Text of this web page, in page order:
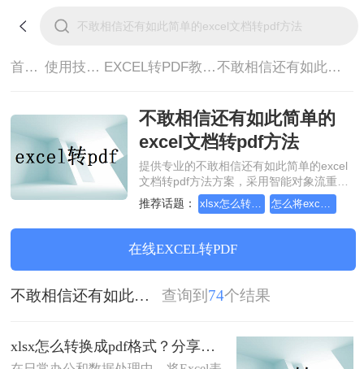
首页> 使用技巧> EXCEL转PDF教程> 不敢相信还有如此简单的excel文档转pdf方法
不敢相信还有如此简单的
excel文档转pdf方法
提供专业的不敢相信还有如此简单的excel
文档转pdf方法方案，采用智能对象流重构
技术，确保文档1:1高保真还原且排版不乱
码。支持一键批量处理，全链路 SSL 加密
保障隐私安全。助您快速实现不敢相信还
有如此简单的excel文档转pdf方法，无需安
装，高效办公。
推荐话题： xlsx怎么转换成pdf格式
在线EXCEL转PDF
不敢相信还有如此简单的excel文档转pdf方法 查询到 74个结果
xlsx怎么转换成pdf格式？分享三种高效转换方法！